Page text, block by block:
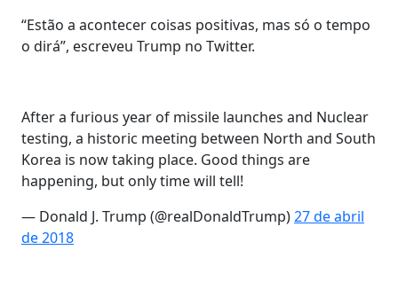
“Estão a acontecer coisas positivas, mas só o tempo
o dirá”, escreveu Trump no Twitter.
After a furious year of missile launches and Nuclear
testing, a historic meeting between North and South
Korea is now taking place. Good things are
happening, but only time will tell!
— Donald J. Trump (@realDonaldTrump)27 de abril
de 2018